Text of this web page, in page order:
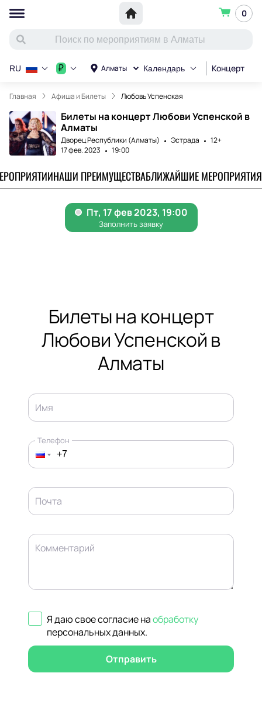
0
Алматы Календарь Концерт
RU ₽
Главная Афиша и Билеты Любовь Успенская
Билеты на концерт Любови Успенской в
Алматы
Дворец Республики (Алматы) Эстрада
12+
17 фев. 2023
19:00
НАШИ ПРЕИМУЩЕСТВАБЛИЖАЙШИЕ МЕРОПРИЯТИЯ
Билеты на концерт
Любови Успенской в
Алматы
Имя
Телефон
Почта
Комментарий
Я даю свое согласие наобработку
персональных данных.
Отправить